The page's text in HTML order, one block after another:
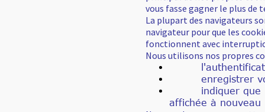
vous fasse gagner le plus de
La plupart des navigateurs
navigateur pour que les
fonctionnent avec
Nous utilisons nos propres
enregistrer vos
indiquer que
affichée à nouveau